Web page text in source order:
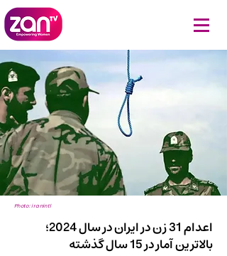
Photo: iranintl
اعدام 31 زن در ایران در سال 2024؛
بالاترین آمار در 15 سال گذشته